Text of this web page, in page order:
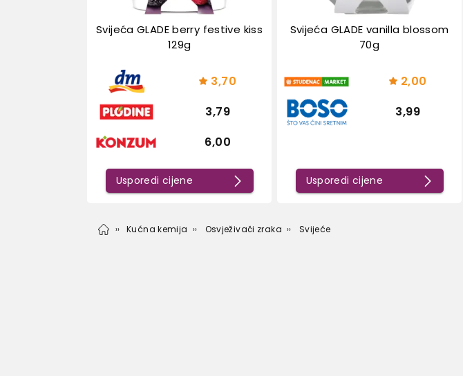
Svijeća GLADE berry festive kiss
129g
3,70
3,79
6,00
Usporedi cijene
Svijeća GLADE vanilla blossom
70g
2,00
3,99
Usporedi cijene
Kućna kemija Osvježivači zraka Svijeće